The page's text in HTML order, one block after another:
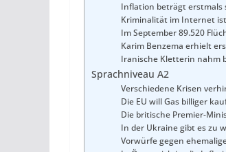
Inflation beträgt erstmals
Kriminalität im Internet
Im September 89.520
Karim Benzema erhielt
Iranische Kletterin nahm
Sprachniveau A2
Verschiedene Krisen
Die EU will Gas billiger
Die britische Premier-
In der Ukraine gibt es zu
Vorwürfe gegen